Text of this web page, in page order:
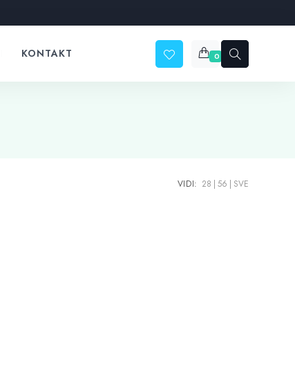
KONTAKT 0
VIDI: 28 56 SVE